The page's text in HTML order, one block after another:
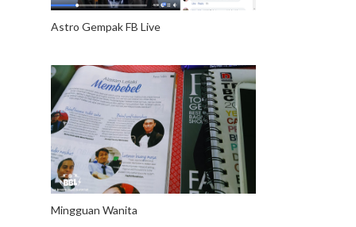
Astro Gempak FB Live
Mingguan Wanita